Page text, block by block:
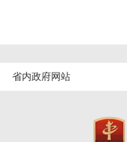
省内政府网站